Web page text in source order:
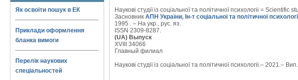
Як освоїти пошук в ЕК
Приклади оформлення
бланка вимоги
Перелік наукових
спеціальностей
Наукові студії із соціальної та політичної психологii =
Засновник АПН України, Ін-т соціальної та політичної
1995 . – На укр., рус. яз.
ISSN 2309-8287.
(UA) Выпуск
XVIII 34066
Главный филиал
Наукові студії із соціальної та політичної психологii.– 2021.–